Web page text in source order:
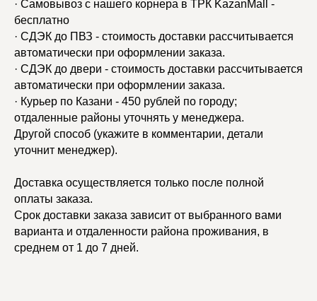
· Самовывоз с нашего корнера в ТРК KazanMall -
бесплатно
· СДЭК до ПВЗ - стоимость доставки рассчитывается
автоматически при оформлении заказа.
· СДЭК до двери - стоимость доставки рассчитывается
автоматически при оформлении заказа.
· Курьер по Казани - 450 рублей по городу;
отдаленные районы уточнять у менеджера.
Другой способ (укажите в комментарии, детали
уточнит менеджер).
Доставка осуществляется только после полной
оплаты заказа.
Срок доставки заказа зависит от выбранного вами
варианта и отдаленности района проживания, в
среднем от 1 до 7 дней.